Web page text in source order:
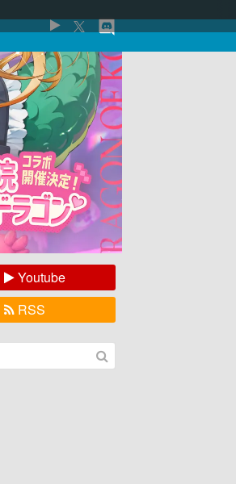
Youtube
RSS